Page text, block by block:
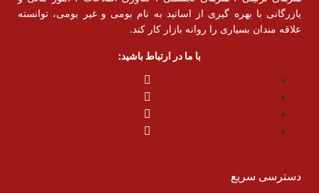
یازرگانی با بهره گیری از اساتید به نام بومی و غیر بومی، توانسته
علاقه مندان بسیاری را روانه بازار کار کند.
با ما در ارتباط باشید:
دسترسی سریع